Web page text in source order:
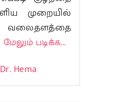
முறையில்
மேலும் படிக்க...
Dr. Hema